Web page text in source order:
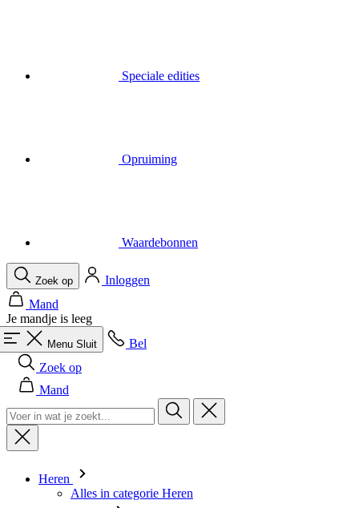
Speciale edities
Opruiming
Waardebonnen
Zoek op
Inloggen
Mand
Je mandje is leeg
Menu Sluit
Bel
Zoek op
Mand
Heren
Alles in categorie Heren